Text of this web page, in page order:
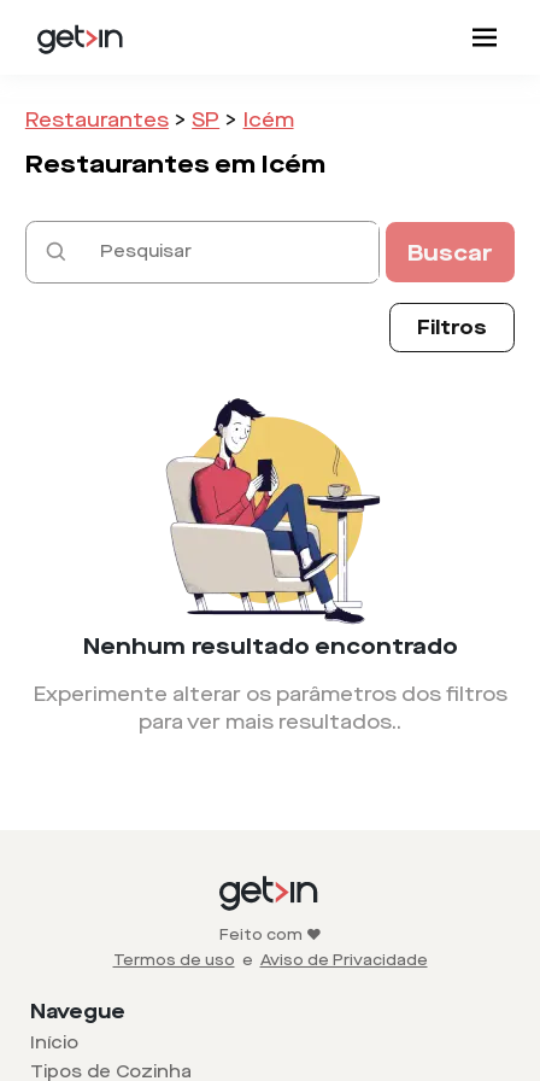
Restaurantes > SP > Icém
Restaurantes em Icém
Buscar
Filtros
Nenhum resultado encontrado
Experimente alterar os parâmetros dos filtros
para ver mais resultados..
Feito com ❤️
Termos de uso e Aviso de Privacidade
Navegue
Início
Tipos de Cozinha